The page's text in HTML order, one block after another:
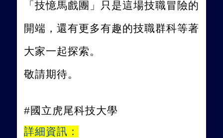
「技憶馬戲團」只是這場技職冒險的
開端，還有更多有趣的技職群科等著
大家一起探索。
敬請期待。
#國立虎尾科技大學
詳細資訊：